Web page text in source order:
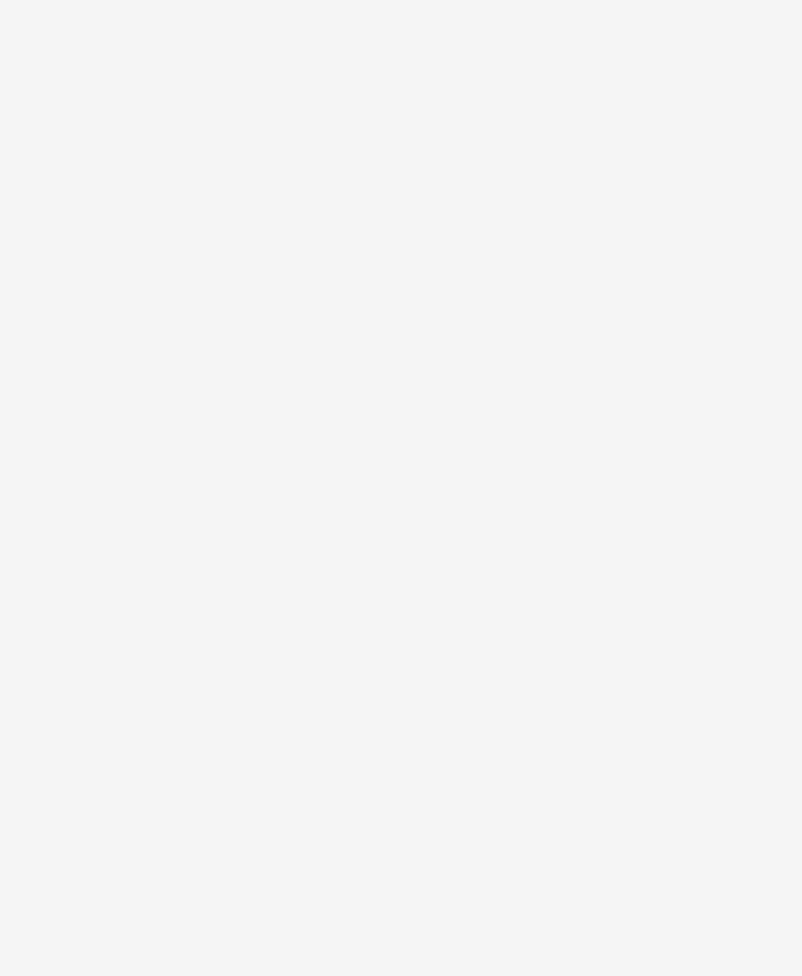
omgeving van het kind ten behoeve van het stimuleren van de motorische ontwikkeling (universele preventie)
over 7 Verantwoording
en searchstrategieën (was bijlage 6)
over 8 Bijlagen
Theorie
(VWO)
DCD
in het Van Wiechenonderzoek en in de Bayley-III-NL
en Jungner
testen voor de beoordeling van de motorische ontwikkeling van kinderen van 0-18 jaar